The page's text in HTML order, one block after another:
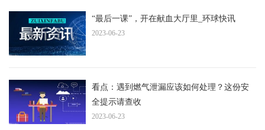
“最后一课”，开在献血大厅里_环球快讯
2023-06-23
看点：遇到燃气泄漏应该如何处理？这份安
全提示请查收
2023-06-23